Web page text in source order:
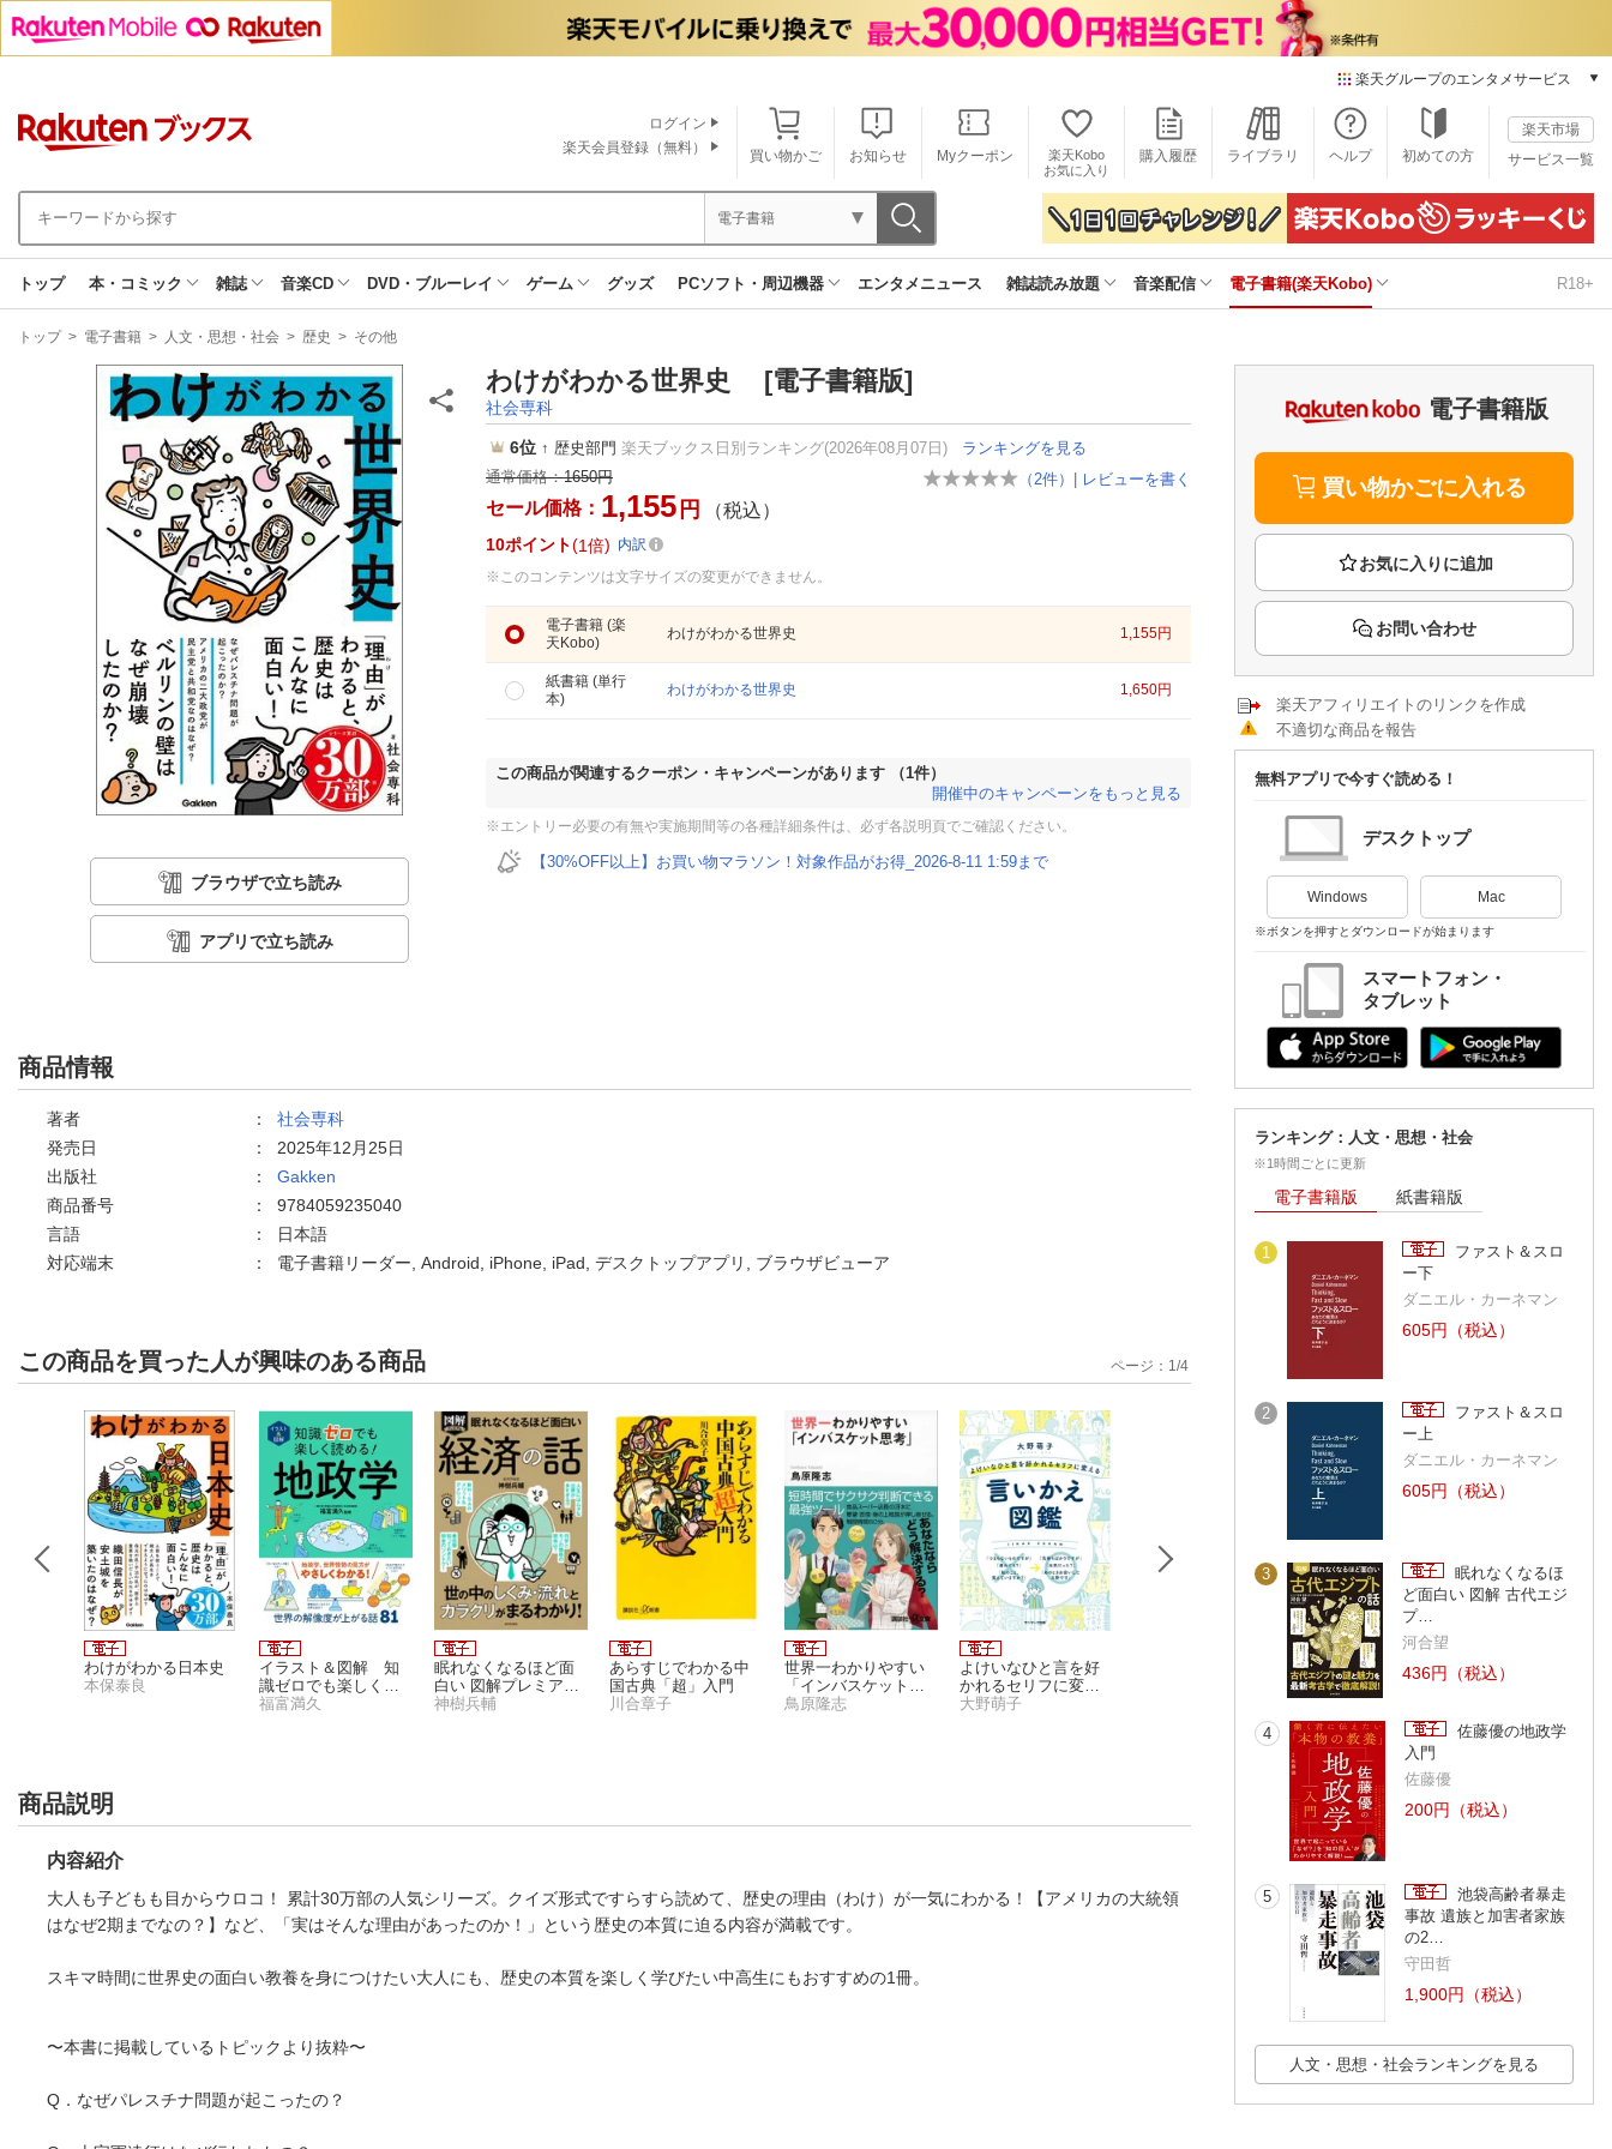
楽天グループのエンタメサービス
本/ゲーム/CD/DVD
楽天ブックス
電子書籍
楽天Kobo
雑誌読み放題
楽天ミュージック
楽天TV
動画配信ガイド
Rakuten PLAY
Rチャンネル
楽天チケット
エンタメニュース
推し楽
買い物かご お知らせ Myクーポン
楽天Kobo
お気に入り
購入履歴 ライブラリ ヘルプ 初めての方
楽天市場
サービス一覧
ログイン
楽天会員登録（無料）
電子書籍
トップ 本・コミック 雑誌 音楽CD DVD・ブルーレイ ゲーム グッズ PCソフト・周辺機器 エンタメニュース 雑誌読み放題 音楽配信 電子書籍(楽天Kobo) R18+
現
トップ > 電子書籍 > 人文・思想・社会 > 歴史 > その他
ブラウザで立ち読み
アプリで立ち読み
わけがわかる世界史 [電子書籍版]
社会専科
6位 ↑ 歴史部門 楽天ブックス日別ランキング(2026年08月07日)
ランキングを見る
（ 2件） | レビューを書く
通常価格：1650円
セール価格： 1,155 円 （税込）
10ポイント 1倍
内訳
※このコンテンツは文字サイズの変更ができません。
電子書籍 (楽
天Kobo)
わけがわかる世界史 1,155円
紙書籍 (単行
本)
わけがわかる世界史 1,650円
この商品が関連するクーポン・キャンペーンがあります
（1件）
開催中のキャンペーンをもっと見る
※エントリー必要の有無や実施期間等の各種詳細条件は、必ず各説明頁でご確認ください。
【30%OFF以上】お買い物マラソン！対象作品がお得_2026-8-11 1:59まで
商品情報
著者 ： 社会専科
発売日
： 2025年12月25日
出版社
： Gakken
商品番号
： 9784059235040
言語
：
日本語
対応端末
： 電子書籍リーダー, Android, iPhone, iPad, デスクトップアプリ, ブラウザビューア
この商品を買った人が興味のある商品
わけがわかる日本史
本保泰良
イラスト＆図解 知
識ゼロでも楽しく読
める！ 地政学
福富満久
眠れなくなるほど面
白い 図解プレミアム
経済の話
神樹兵輔
あらすじでわかる中
国古典「超」入門
川合章子
世界一わかりやすい
「インバスケット思
考」
鳥原隆志
よけいなひと言を好
かれるセリフに変え
る言いかえ図鑑
大野萌子
眠れなくなるほど面
白い 図解 米の話
トキオ・ナレッジ
サクッとわかる
ネス教養 税金と
ページ： 1 /4
商品説明
内容紹介
大人も子どもも目からウロコ！ 累計30万部の人気シリーズ。クイズ形式ですらすら読めて、歴史の理由（わけ）が一気にわかる！【アメリカの大統領
はなぜ2期までなの？】など、「実はそんな理由があったのか！」という歴史の本質に迫る内容が満載です。
スキマ時間に世界史の面白い教養を身につけたい大人にも、歴史の本質を楽しく学びたい中高生にもおすすめの1冊。
〜本書に掲載しているトピックより抜粋〜
Q．なぜパレスチナ問題が起こったの？
電子書籍版
買い物かごに入れる
お問い合わせ
楽天アフィリエイトのリンクを作成
不適切な商品を報告
無料アプリで今すぐ読める！
デスクトップ
Windows Mac
※ボタンを押すとダウンロードが始まります
スマートフォン・
タブレット
ランキング：人文・思想・社会
※1時間ごとに更新
電子書籍版 紙書籍版
1
ファスト＆スロ
ー下
ダニエル・カーネマン
605円（税込）
2
ファスト＆スロ
ー上
ダニエル・カーネマン
605円（税込）
3
眠れなくなるほ
ど面白い 図解 古代エジ
プ…
河合望
436円（税込）
4
佐藤優の地政学
入門
佐藤優
200円（税込）
5
池袋高齢者暴走
事故 遺族と加害者家族
の2…
守田哲
1,900円（税込）
人文・思想・社会ランキングを見る